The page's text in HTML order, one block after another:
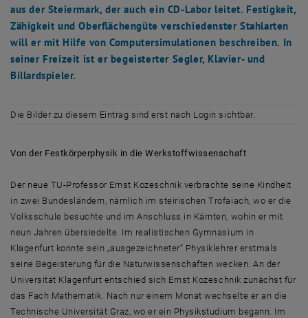
aus der Steiermark, der auch ein CD-Labor leitet. Festigkeit,
Zähigkeit und Oberflächengüte verschiedenster Stahlarten
will er mit Hilfe von Computersimulationen beschreiben. In
seiner Freizeit ist er begeisterter Segler, Klavier- und
Billardspieler.
Die Bilder zu diesem Eintrag sind erst nach Login sichtbar.
Von der Festkörperphysik in die Werkstoffwissenschaft
Der neue TU-Professor Ernst Kozeschnik verbrachte seine Kindheit
in zwei Bundesländern, nämlich im steirischen Trofaiach, wo er die
Volksschule besuchte und im Anschluss in Kärnten, wohin er mit
neun Jahren übersiedelte. Im realistischen Gymnasium in
Klagenfurt konnte sein „ausgezeichneter“ Physiklehrer erstmals
seine Begeisterung für die Naturwissenschaften wecken. An der
Universität Klagenfurt entschied sich Ernst Kozeschnik zunächst für
das Fach Mathematik. Nach nur einem Monat wechselte er an die
Technische Universität Graz, wo er ein Physikstudium begann. Im